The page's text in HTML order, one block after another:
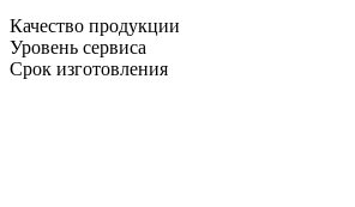
Качество продукции
Уровень сервиса
Срок изготовления